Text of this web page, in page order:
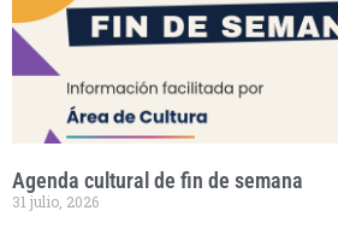
Agenda cultural de fin de semana
31 julio, 2026